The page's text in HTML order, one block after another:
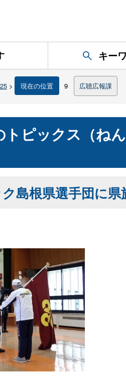
キー
> 現在の位置 9 広聴広報課
トピックス（ね
島根県選手団に